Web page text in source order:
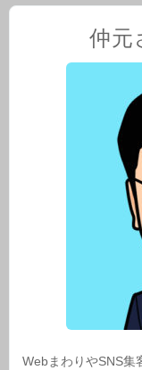
仲元さ
WebまわりやSNS集